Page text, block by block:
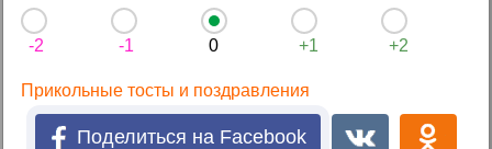
-2 -1 0 +1 +2
Прикольные тосты и поздравления
Поделиться на Facebook